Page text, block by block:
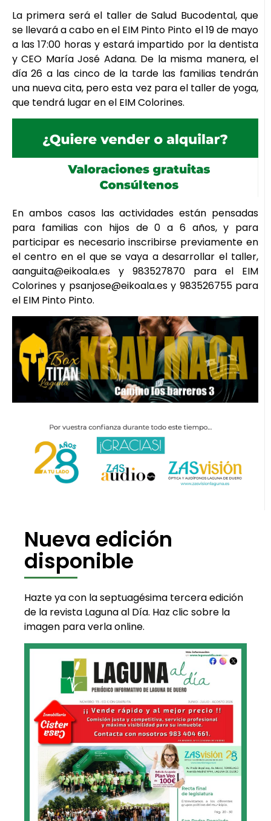
La primera será el taller de Salud Bucodental, que
se llevará a cabo en el EIM Pinto Pinto el 19 de mayo
a las 17:00 horas y estará impartido por la dentista
y CEO María José Adana. De la misma manera, el
día 26 a las cinco de la tarde las familias tendrán
una nueva cita, pero esta vez para el taller de yoga,
que tendrá lugar en el EIM Colorines.
En ambos casos las actividades están pensadas
para familias con hijos de 0 a 6 años, y para
participar es necesario inscribirse previamente en
el centro en el que se vaya a desarrollar el taller,
aanguita@eikoala.es y 983527870 para el EIM
Colorines y psanjose@eikoala.es y 983526755 para
el EIM Pinto Pinto.
Nueva edición
disponible
Hazte ya con la septuagésima tercera edición
de la revista Laguna al Día. Haz clic sobre la
imagen para verla online.